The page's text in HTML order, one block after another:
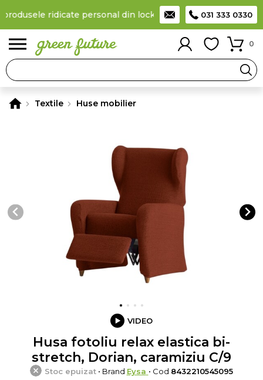
ridicate personal din locker Taxă de livrare 11,99 Lei
031 333 0330
0
Textile Huse mobilier
VIDEO
Husa fotoliu relax elastica bi-
stretch, Dorian, caramiziu C/9
Stoc epuizat• Brand Eysa • Cod 8432210545095